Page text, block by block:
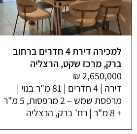
למכירה דירת 4 חדרים ברחוב
ברק, מרכז שקט, הרצליה
דירה | 4 חדרים | 81 מ"ר בנוי |
מרפסת שמש – 2 מרפסות, 5 מ"ר
+ 8 מ"ר | רח' ברק, הרצליה